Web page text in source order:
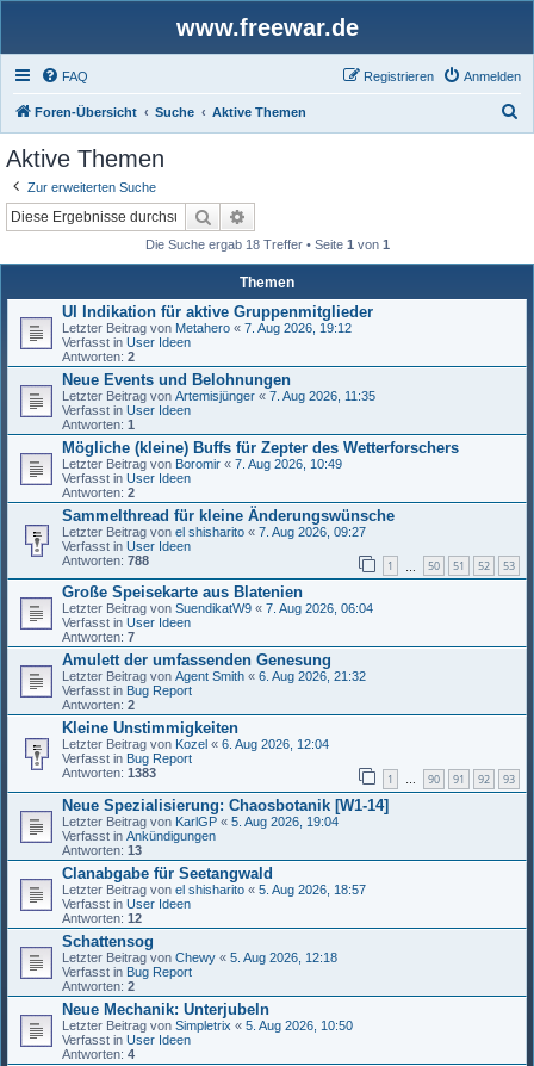
www.freewar.de
FAQ Anmelden
Registrieren
Foren-Übersicht Suche Aktive Themen
Aktive Themen
Zur erweiterten Suche
Suche
Die Suche ergab 18 Treffer • Seite 1 von 1
Themen
UI Indikation für aktive Gruppenmitglieder
Letzter Beitrag von Metahero « 7. Aug 2026, 19:12
Verfasst in User Ideen
Antworten: 2
Neue Events und Belohnungen
Letzter Beitrag von Artemisjünger « 7. Aug 2026, 11:35
Verfasst in User Ideen
Antworten: 1
Mögliche (kleine) Buffs für Zepter des Wetterforschers
Letzter Beitrag von Boromir « 7. Aug 2026, 10:49
Verfasst in User Ideen
Antworten: 2
Sammelthread für kleine Änderungswünsche
Letzter Beitrag von el shisharito « 7. Aug 2026, 09:27
Verfasst in User Ideen
Antworten: 788 1 50 51 52 53
Große Speisekarte aus Blatenien
Letzter Beitrag von SuendikatW9 « 7. Aug 2026, 06:04
Verfasst in User Ideen
Antworten: 7
Amulett der umfassenden Genesung
Letzter Beitrag von Agent Smith « 6. Aug 2026, 21:32
Verfasst in Bug Report
Antworten: 2
Kleine Unstimmigkeiten
Letzter Beitrag von Kozel « 6. Aug 2026, 12:04
Verfasst in Bug Report
Antworten: 1383 1 … 90 91 92 93
Neue Spezialisierung: Chaosbotanik [W1-14]
Letzter Beitrag von KarlGP « 5. Aug 2026, 19:04
Verfasst in Ankündigungen
Antworten: 13
Clanabgabe für Seetangwald
Letzter Beitrag von el shisharito « 5. Aug 2026, 18:57
Verfasst in User Ideen
Antworten: 12
Schattensog
Letzter Beitrag von Chewy « 5. Aug 2026, 12:18
Verfasst in Bug Report
Antworten: 2
Neue Mechanik: Unterjubeln
Letzter Beitrag von Simpletrix « 5. Aug 2026, 10:50
Verfasst in User Ideen
Antworten: 4